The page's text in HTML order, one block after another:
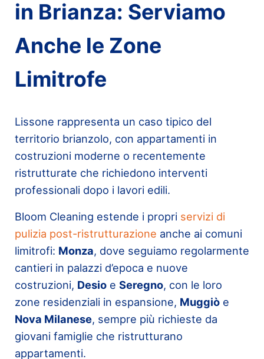
in Brianza: Serviamo
Anche le Zone
Limitrofe
Lissone rappresenta un caso tipico del
territorio brianzolo, con appartamenti in
costruzioni moderne o recentemente
ristrutturate che richiedono interventi
professionali dopo i lavori edili.
Bloom Cleaning estende i propri servizi di
pulizia post-ristrutturazione anche ai comuni
limitrofi: Monza, dove seguiamo regolarmente
cantieri in palazzi d’epoca e nuove
costruzioni, Desio e Seregno, con le loro
zone residenziali in espansione, Muggiò e
Nova Milanese, sempre più richieste da
giovani famiglie che ristrutturano
appartamenti.